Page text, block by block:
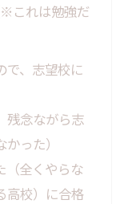
これは勉強だ
、志望校に
残念ながら志
った）
全くやらな
高校）に合格